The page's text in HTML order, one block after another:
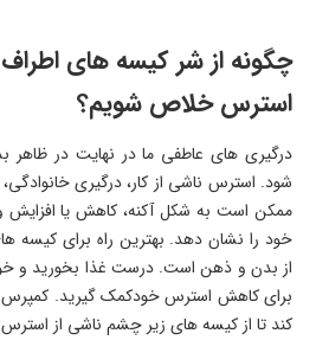
چگونه از شر کیسه­ های
استرس خلاص شویم؟
شود. استرس ناشی از کار، درگیری
ممکن است به شکل آکنه، کاهش یا
خود را نشان دهد. بهترین راه برای کیسه­
از بدن و ذهن است. درست غذا بخورید و
برای کاهش استرس خودکمک گیرید. کمپرس
کند تا از کیسه­ های زیر چشم ناشی از